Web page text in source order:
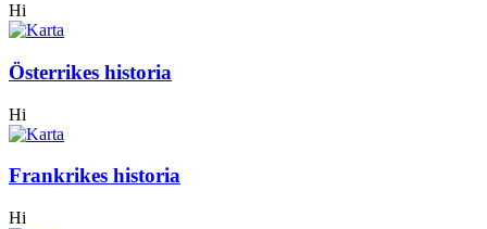
Hi
Österrikes historia
Hi
Frankrikes historia
Hi